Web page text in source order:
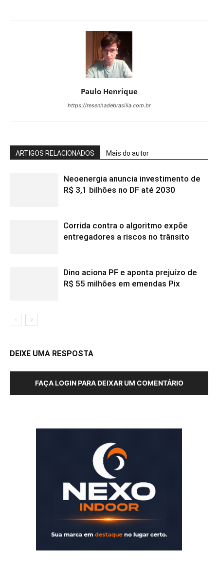
Paulo Henrique
https://resenhadebrasilia.com.br
ARTIGOS RELACIONADOS Mais do autor
Neoenergia anuncia investimento de
R$ 3,1 bilhões no DF até 2030
Corrida contra o algoritmo expõe
entregadores a riscos no trânsito
Dino aciona PF e aponta prejuízo de
R$ 55 milhões em emendas Pix
DEIXE UMA RESPOSTA
FAÇA LOGIN PARA DEIXAR UM COMENTÁRIO